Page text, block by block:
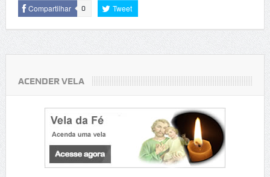
Compartilhar 0 Tweet
ACENDER VELA